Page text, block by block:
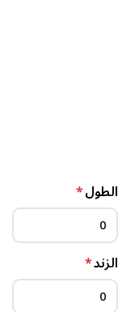
الطول*
الزند*